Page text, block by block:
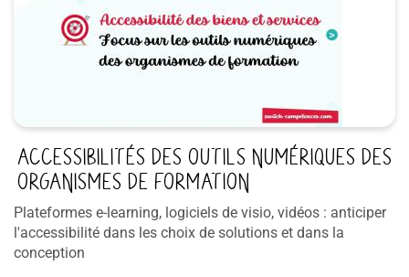
ACCESSIBILITÉS DES OUTILS NUMÉRIQUES DES
ORGANISMES DE FORMATION
Plateformes e-learning, logiciels de visio, vidéos : anticiper
l'accessibilité dans les choix de solutions et dans la
conception